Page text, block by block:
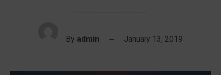
By admin January 13, 2019